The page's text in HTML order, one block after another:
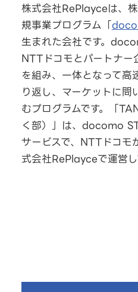
株式会社RePlayceは、
規事業プログラム「
生まれた会社です。
NTTドコモとパートナ
を組み、一体となって
り返し、マーケットに
むプログラムです。「
く部）」は、docomo
サービスで、NTTドコモ
式会社RePlayceで運営し